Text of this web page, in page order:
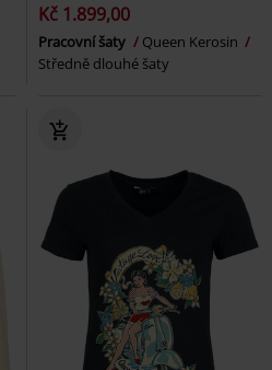
Kč 1.899,00
Pracovní šaty
Queen Kerosin
Středně dlouhé šaty